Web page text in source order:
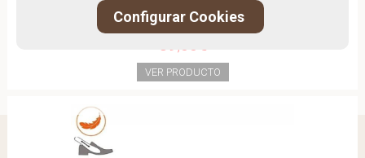
PINOSOS 5975H
89,00€
VER PRODUCTO
Configurar Cookies